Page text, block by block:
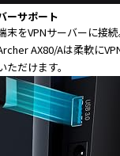
ーサポート
末をVPNサーバーに接
AX80/Aは柔軟に
だけます。